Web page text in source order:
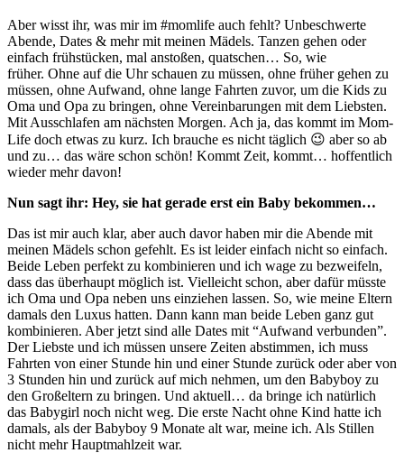
Aber wisst ihr, was mir im #momlife auch fehlt? Unbeschwerte
Abende, Dates & mehr mit meinen Mädels. Tanzen gehen oder
einfach frühstücken, mal anstoßen, quatschen… So, wie
früher. Ohne auf die Uhr schauen zu müssen, ohne früher gehen zu
müssen, ohne Aufwand, ohne lange Fahrten zuvor, um die Kids zu
Oma und Opa zu bringen, ohne Vereinbarungen mit dem Liebsten.
Mit Ausschlafen am nächsten Morgen. Ach ja, das kommt im Mom-
Life doch etwas zu kurz. Ich brauche es nicht täglich 😉 aber so ab
und zu… das wäre schon schön! Kommt Zeit, kommt… hoffentlich
wieder mehr davon!
Nun sagt ihr: Hey, sie hat gerade erst ein Baby bekommen…
Das ist mir auch klar, aber auch davor haben mir die Abende mit
meinen Mädels schon gefehlt. Es ist leider einfach nicht so einfach.
Beide Leben perfekt zu kombinieren und ich wage zu bezweifeln,
dass das überhaupt möglich ist. Vielleicht schon, aber dafür müsste
ich Oma und Opa neben uns einziehen lassen. So, wie meine Eltern
damals den Luxus hatten. Dann kann man beide Leben ganz gut
kombinieren. Aber jetzt sind alle Dates mit “Aufwand verbunden”.
Der Liebste und ich müssen unsere Zeiten abstimmen, ich muss
Fahrten von einer Stunde hin und einer Stunde zurück oder aber von
3 Stunden hin und zurück auf mich nehmen, um den Babyboy zu
den Großeltern zu bringen. Und aktuell… da bringe ich natürlich
das Babygirl noch nicht weg. Die erste Nacht ohne Kind hatte ich
damals, als der Babyboy 9 Monate alt war, meine ich. Als Stillen
nicht mehr Hauptmahlzeit war.